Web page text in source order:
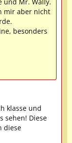
mir aber nicht
besonders
klasse und
sehen! Diese
diese